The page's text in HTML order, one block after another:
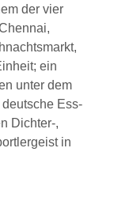
der vier
ein
unter dem
deutsche Ess-
Dichter-,
in